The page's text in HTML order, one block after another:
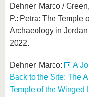
Dehner, Marco /
P.: Petra: The Temple
Archaeology in
2022.
Dehner, Marco:
A
Back to the Site: The
Temple of the Winged